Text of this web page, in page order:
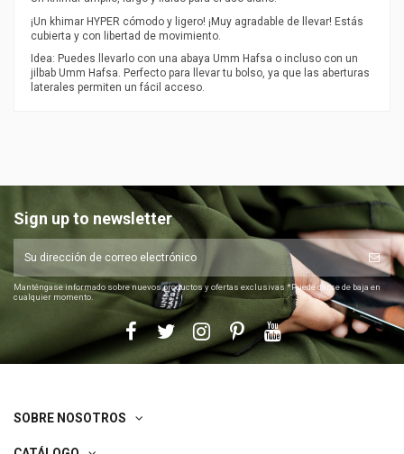
¡Un khimar HYPER cómodo y ligero! ¡Muy agradable de llevar! Estás
cubierta y con libertad de movimiento.
Idea: Puedes llevarlo con una abaya Umm Hafsa o incluso con un
jilbab Umm Hafsa. Perfecto para llevar tu bolso, ya que las aberturas
laterales permiten un fácil acceso.
Sign up to newsletter
Manténgase informado sobre nuevos productos y ofertas exclusivas *Puede darse de baja en
cualquier momento.
SOBRE NOSOTROS